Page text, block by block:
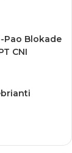
Pao Blokade
CNI